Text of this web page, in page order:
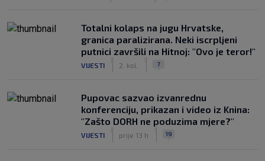
Totalni kolaps na jugu Hrvatske,
granica paralizirana. Neki iscrpljeni
putnici završili na Hitnoj: "Ovo je teror!"
VIJESTI 2. kol. 7
Pupovac sazvao izvanrednu
konferenciju, prikazan i video iz Knina:
"Zašto DORH ne poduzima mjere?"
VIJESTI prije 13 h 19